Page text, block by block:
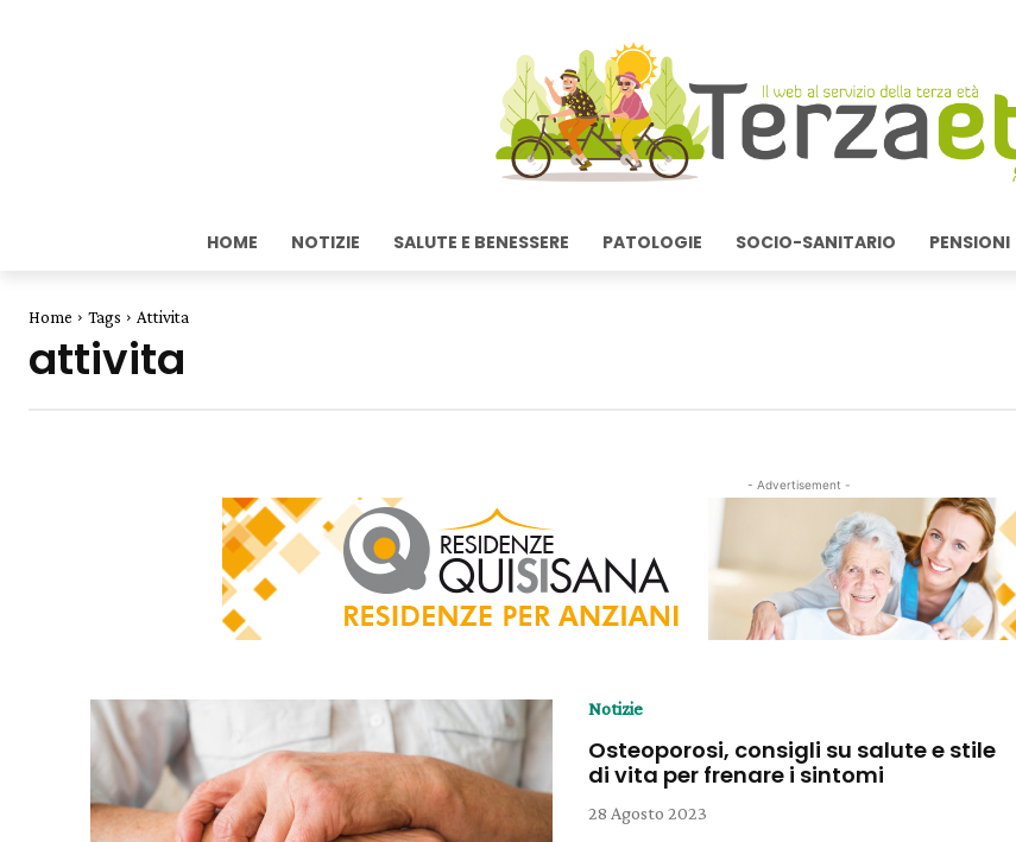
HOME NOTIZIE SALUTE E BENESSERE PATOLOGIE SOCIO-SANITARIO PENSIONI
Home Tags Attivita
attivita
- Advertisement -
Notizie
Osteoporosi, consigli su salute e stile
di vita per frenare i sintomi
28 Agosto 2023